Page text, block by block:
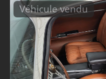
Véhicule vendu